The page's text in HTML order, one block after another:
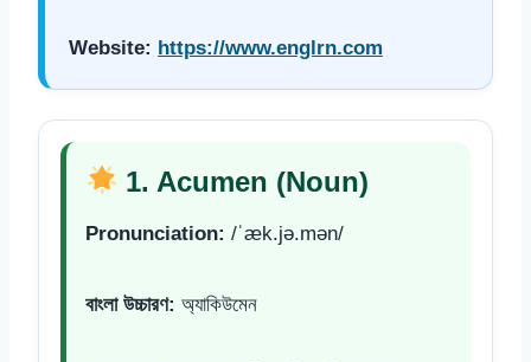
Website: https://www.englrn.com
1. Acumen (Noun)
Pronunciation: /ˈæk.jə.mən/
বাংলা উচ্চারণ: অ্যাকিউমেন